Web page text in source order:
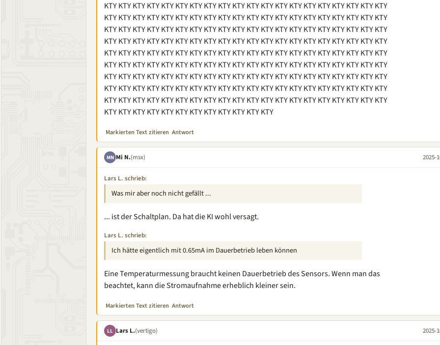
KTY KTY KTY KTY KTY KTY KTY KTY KTY KTY KTY KTY KTY KTY KTY KTY KTY KTY KTY KTY
KTY KTY KTY KTY KTY KTY KTY KTY KTY KTY KTY KTY KTY KTY KTY KTY KTY KTY KTY KTY
KTY KTY KTY KTY KTY KTY KTY KTY KTY KTY KTY KTY KTY KTY KTY KTY KTY KTY KTY KTY
KTY KTY KTY KTY KTY KTY KTY KTY KTY KTY KTY KTY KTY KTY KTY KTY KTY KTY KTY KTY
KTY KTY KTY KTY KTY KTY KTY KTY KTY KTY KTY KTY KTY KTY KTY KTY KTY KTY KTY KTY
KTY KTY KTY KTY KTY KTY KTY KTY KTY KTY KTY KTY KTY KTY KTY KTY KTY KTY KTY KTY
KTY KTY KTY KTY KTY KTY KTY KTY KTY KTY KTY KTY KTY KTY KTY KTY KTY KTY KTY KTY
KTY KTY KTY KTY KTY KTY KTY KTY KTY KTY KTY KTY KTY KTY KTY KTY KTY KTY KTY KTY
KTY KTY KTY KTY KTY KTY KTY KTY KTY KTY KTY KTY KTY KTY KTY KTY KTY KTY KTY KTY
KTY KTY KTY KTY KTY KTY KTY KTY KTY KTY KTY KTY
Markierten Text zitieren Antwort
MN Mi N.(msx) 2025-
Lars L. schrieb:
Was mir aber noch nicht gefällt ...
... ist der Schaltplan. Da hat die KI wohl versagt.
Lars L. schrieb:
Ich hätte eigentlich mit 0.65mA im Dauerbetrieb leben können
Eine Temperaturmessung braucht keinen Dauerbetrieb des Sensors. Wenn man das
beachtet, kann die Stromaufnahme erheblich kleiner sein.
Markierten Text zitieren Antwort
LL Lars L.(vertigo) 2025-